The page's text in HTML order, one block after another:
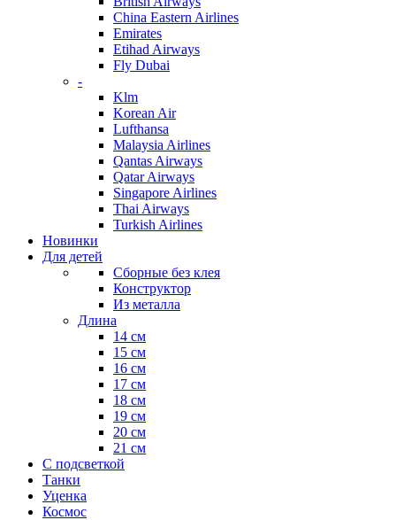
China Eastern Airlines
Emirates
Etihad Airways
Fly Dubai
-
Klm
Korean Air
Lufthansa
Malaysia Airlines
Qantas Airways
Qatar Airways
Singapore Airlines
Thai Airways
Turkish Airlines
Новинки
Для детей
Сборные без клея
Конструктор
Из металла
Длина
14 см
15 см
16 см
17 см
18 см
19 см
20 см
21 см
С подсветкой
Танки
Уценка
Космос